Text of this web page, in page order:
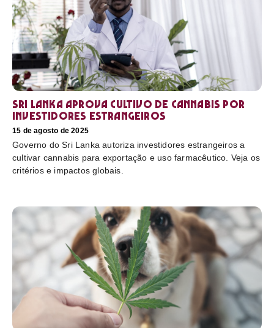
Sri Lanka aprova cultivo de cannabis por
investidores estrangeiros
15 de agosto de 2025
Governo do Sri Lanka autoriza investidores estrangeiros a
cultivar cannabis para exportação e uso farmacêutico. Veja os
critérios e impactos globais.